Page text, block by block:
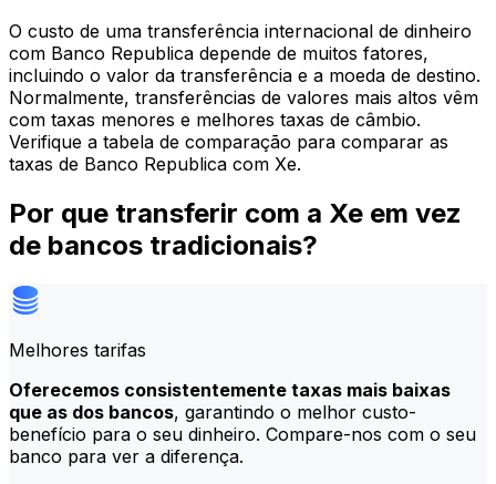
O custo de uma transferência internacional de dinheiro
com Banco Republica depende de muitos fatores,
incluindo o valor da transferência e a moeda de destino.
Normalmente, transferências de valores mais altos vêm
com taxas menores e melhores taxas de câmbio.
Verifique a tabela de comparação para comparar as
taxas de Banco Republica com Xe.
Por que transferir com a Xe em vez
de bancos tradicionais?
Melhores tarifas
Oferecemos consistentemente taxas mais baixas
que as dos bancos, garantindo o melhor custo-
benefício para o seu dinheiro. Compare-nos com o seu
banco para ver a diferença.